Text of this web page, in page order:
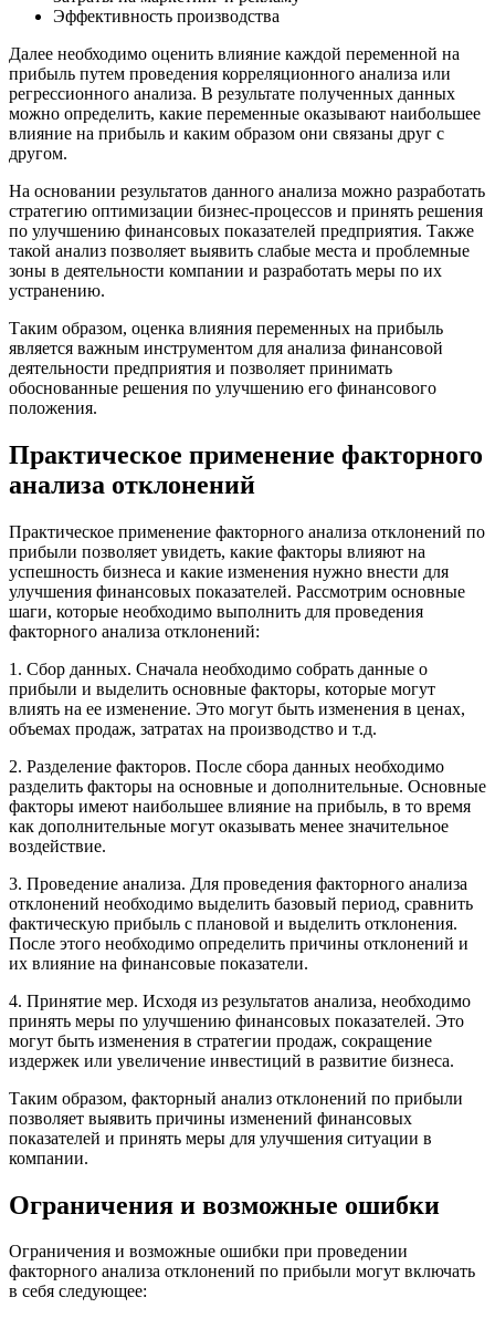
Эффективность производства
Далее необходимо оценить влияние каждой переменной на
прибыль путем проведения корреляционного анализа или
регрессионного анализа. В результате полученных данных
можно определить, какие переменные оказывают наибольшее
влияние на прибыль и каким образом они связаны друг с
другом.
На основании результатов данного анализа можно разработать
стратегию оптимизации бизнес-процессов и принять решения
по улучшению финансовых показателей предприятия. Также
такой анализ позволяет выявить слабые места и проблемные
зоны в деятельности компании и разработать меры по их
устранению.
Таким образом, оценка влияния переменных на прибыль
является важным инструментом для анализа финансовой
деятельности предприятия и позволяет принимать
обоснованные решения по улучшению его финансового
положения.
Практическое применение факторного
анализа отклонений
Практическое применение факторного анализа отклонений по
прибыли позволяет увидеть, какие факторы влияют на
успешность бизнеса и какие изменения нужно внести для
улучшения финансовых показателей. Рассмотрим основные
шаги, которые необходимо выполнить для проведения
факторного анализа отклонений:
1. Сбор данных. Сначала необходимо собрать данные о
прибыли и выделить основные факторы, которые могут
влиять на ее изменение. Это могут быть изменения в ценах,
объемах продаж, затратах на производство и т.д.
2. Разделение факторов. После сбора данных необходимо
разделить факторы на основные и дополнительные. Основные
факторы имеют наибольшее влияние на прибыль, в то время
как дополнительные могут оказывать менее значительное
воздействие.
3. Проведение анализа. Для проведения факторного анализа
отклонений необходимо выделить базовый период, сравнить
фактическую прибыль с плановой и выделить отклонения.
После этого необходимо определить причины отклонений и
их влияние на финансовые показатели.
4. Принятие мер. Исходя из результатов анализа, необходимо
принять меры по улучшению финансовых показателей. Это
могут быть изменения в стратегии продаж, сокращение
издержек или увеличение инвестиций в развитие бизнеса.
Таким образом, факторный анализ отклонений по прибыли
позволяет выявить причины изменений финансовых
показателей и принять меры для улучшения ситуации в
компании.
Ограничения и возможные ошибки
Ограничения и возможные ошибки при проведении
факторного анализа отклонений по прибыли могут включать
в себя следующее: